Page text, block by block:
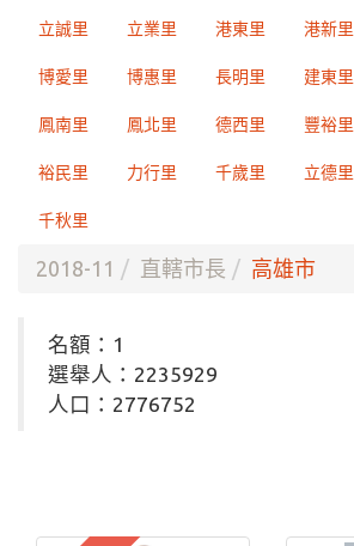
立誠里 立業里 港東里 港新里
博愛里 博惠里 長明里 建東里
鳳南里 鳳北里 德西里 豐裕里
裕民里 力行里 千歲里 立德里
千秋里
2018-11 直轄市長 高雄市
名額：1
選舉人：2235929
人口：2776752